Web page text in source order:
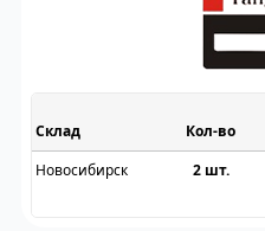
Склад
Новосибирск
2 шт.